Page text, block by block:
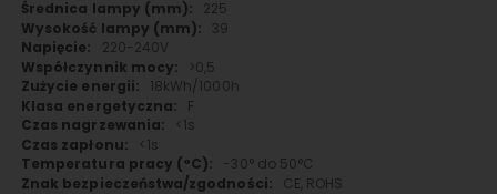
225
39
220-240V
>0,5
18kWh/1000h
F
<1s
<1s
-30° do 50°C
CE, ROHS